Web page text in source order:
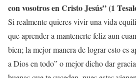
con vosotros en Cristo Jesús” (1
Si realmente quieres vivir una vida
que aprender a mantenerte feliz aun
bien; la mejor manera de lograr esto es
a Dios en todo” o mejor dicho dar